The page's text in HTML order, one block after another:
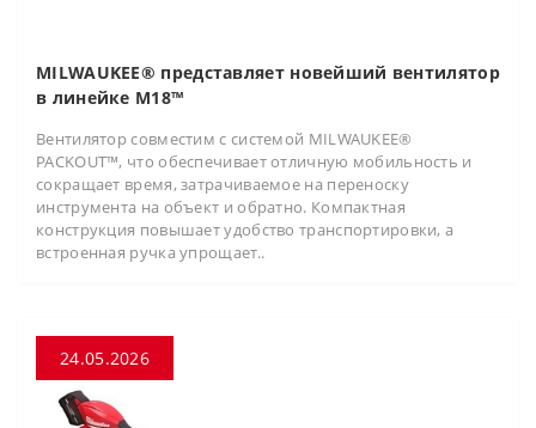
MILWAUKEE® представляет новейший вентилятор
в линейке M18™
Вентилятор совместим с системой MILWAUKEE®
PACKOUT™, что обеспечивает отличную мобильность и
сокращает время, затрачиваемое на переноску
инструмента на объект и обратно. Компактная
конструкция повышает удобство транспортировки, а
встроенная ручка упрощает..
24.05.2026